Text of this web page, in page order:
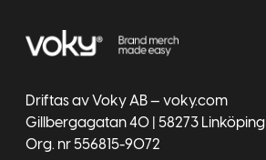
Driftas av Voky AB — voky.com
Gillbergagatan 40 | 58273 Linköping
Org. nr 556815-9072